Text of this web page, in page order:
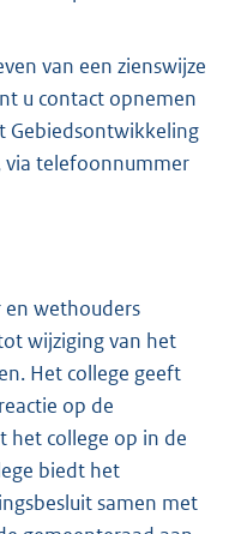
van een zienswijze
u contact opnemen
Gebiedsontwikkeling
via telefoonnummer
en wethouders
wijziging van het
Het college geeft
op de
het college op in de
biedt het
samen met